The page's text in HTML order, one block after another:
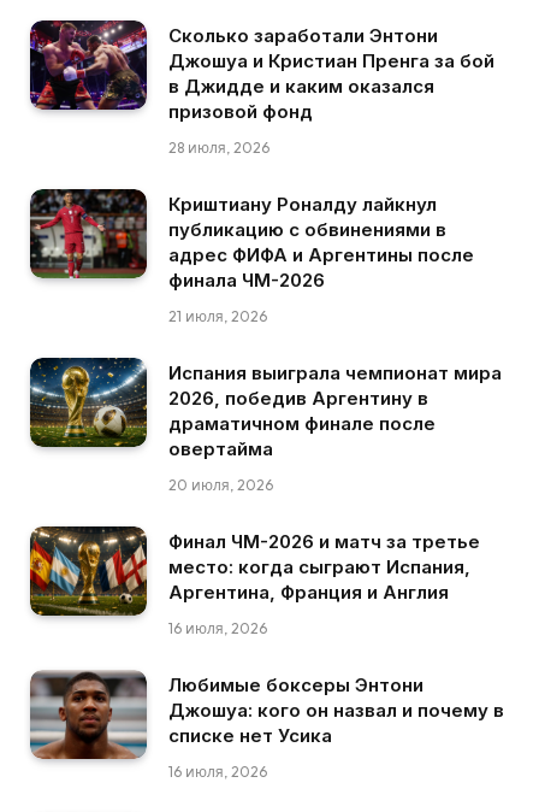
Сколько заработали Энтони
Джошуа и Кристиан Пренга за бой
в Джидде и каким оказался
призовой фонд
28 июля, 2026
Криштиану Роналду лайкнул
публикацию с обвинениями в
адрес ФИФА и Аргентины после
финала ЧМ-2026
21 июля, 2026
Испания выиграла чемпионат мира
2026, победив Аргентину в
драматичном финале после
овертайма
20 июля, 2026
Финал ЧМ-2026 и матч за третье
место: когда сыграют Испания,
Аргентина, Франция и Англия
16 июля, 2026
Любимые боксеры Энтони
Джошуа: кого он назвал и почему в
списке нет Усика
16 июля, 2026